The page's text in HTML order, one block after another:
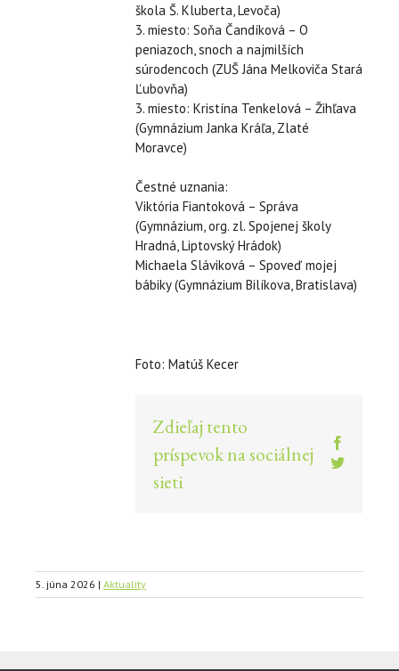
škola Š. Kluberta, Levoča)
3. miesto: Soňa Čandíková – O
peniazoch, snoch a najmilších
súrodencoch (ZUŠ Jána Melkoviča Stará
Ľubovňa)
3. miesto: Kristína Tenkelová – Žihľava
(Gymnázium Janka Kráľa, Zlaté
Moravce)
Čestné uznania:
Viktória Fiantoková – Správa
(Gymnázium, org. zl. Spojenej školy
Hradná, Liptovský Hrádok)
Michaela Sláviková – Spoveď mojej
bábiky (Gymnázium Bilíkova, Bratislava)
Foto: Matúš Kecer
Zdieľaj tento
príspevok na sociálnej
sieti
Twitter
5. júna 2026 | Aktuality